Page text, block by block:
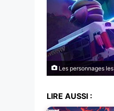
Les personnages
LIRE AUSSI :